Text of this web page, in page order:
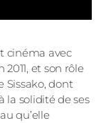
cinéma avec
2011, et son rôle
Sissako, dont
la solidité de ses
qu’elle